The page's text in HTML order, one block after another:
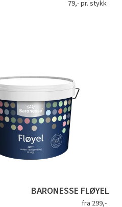
79,- pr. stykk
BARONESSE FLØYEL
fra 299,-